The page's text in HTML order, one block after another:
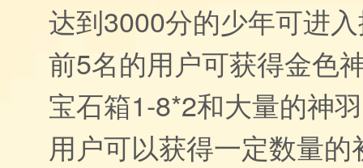
达到3000分的少年可进
前5名的用户可获得金色
宝石箱1-8*2和大量的神
用户可以获得一定数量